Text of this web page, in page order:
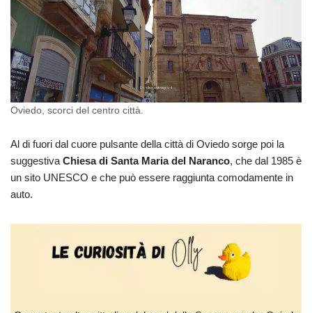
Oviedo, scorci del centro città.
Al di fuori dal cuore pulsante della città di Oviedo sorge poi la
suggestiva Chiesa di Santa Maria del Naranco, che dal 1985 è
un sito UNESCO e che può essere raggiunta comodamente in
auto.